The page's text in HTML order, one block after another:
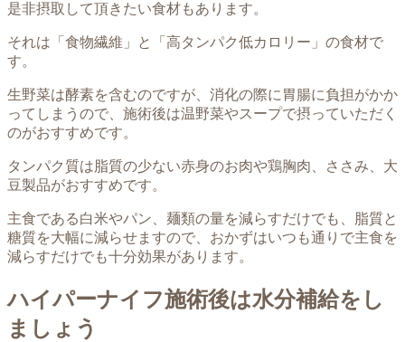
是非摂取して頂きたい食材もあります。
それは「食物繊維」と「高タンパク低カロリー」の食材で
す。
生野菜は酵素を含むのですが、消化の際に胃腸に負担がかか
ってしまうので、施術後は温野菜やスープで摂っていただく
のがおすすめです。
タンパク質は脂質の少ない赤身のお肉や鶏胸肉、ささみ、大
豆製品がおすすめです。
主食である白米やパン、麺類の量を減らすだけでも、脂質と
糖質を大幅に減らせますので、おかずはいつも通りで主食を
減らすだけでも十分効果があります。
ハイパーナイフ施術後は水分補給をし
ましょう